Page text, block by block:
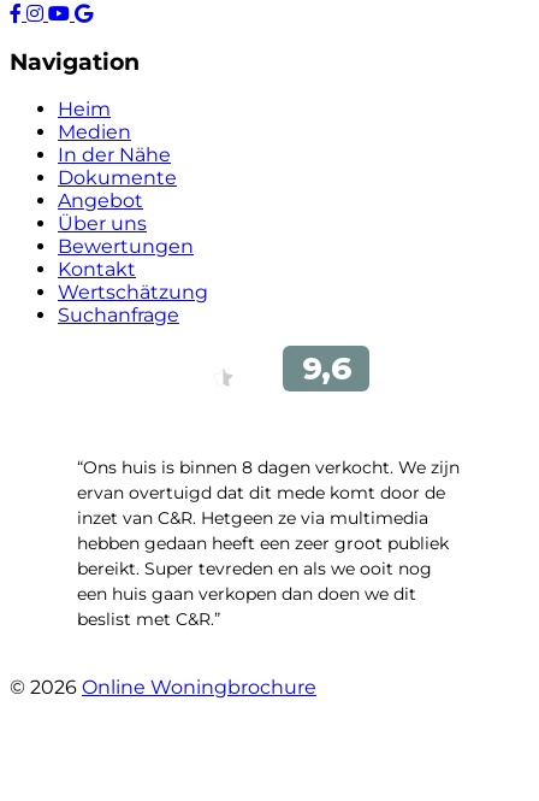
Navigation
Heim
Medien
In der Nähe
Dokumente
Angebot
Über uns
Bewertungen
Kontakt
Wertschätzung
Suchanfrage
“Ons huis is binnen 8 dagen verkocht. We zijn
ervan overtuigd dat dit mede komt door de
inzet van C&R. Hetgeen ze via multimedia
hebben gedaan heeft een zeer groot publiek
bereikt. Super tevreden en als we ooit nog
een huis gaan verkopen dan doen we dit
beslist met C&R.”
© 2026 Online Woningbrochure